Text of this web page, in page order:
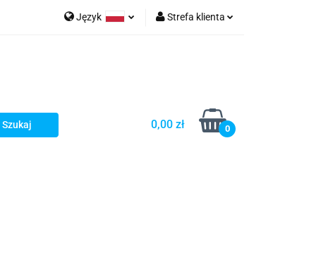
Język Strefa klienta
Zgody cookies
0,00 zł 0